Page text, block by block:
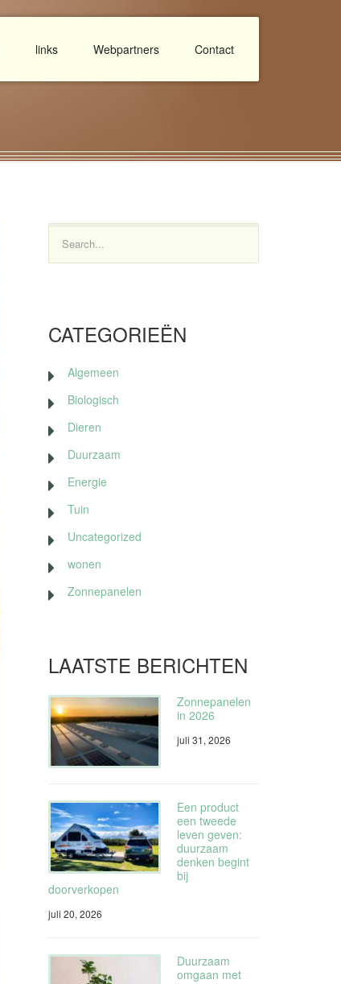
links Webpartners Contact
CATEGORIEËN
Algemeen
Biologisch
Dieren
Duurzaam
Energie
Tuin
Uncategorized
wonen
Zonnepanelen
LAATSTE BERICHTEN
Zonnepanelen
in 2026
juli 31, 2026
Een product
een tweede
leven geven:
duurzaam
denken begint
bij
doorverkopen
juli 20, 2026
Duurzaam
omgaan met